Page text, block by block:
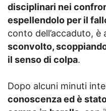
disciplinari nei
espellendolo per il
conto dell’accaduto, è
sconvolto,
il senso di colpa.
Dopo alcuni minuti
conoscenza ed è